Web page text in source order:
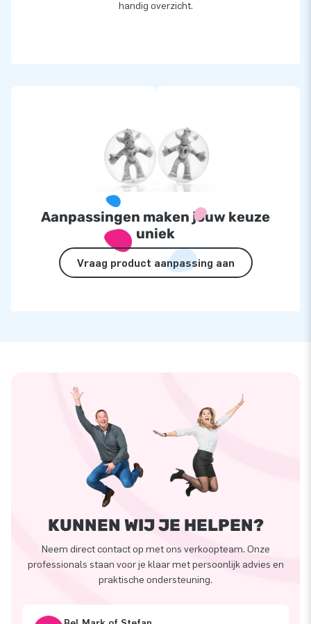
handig overzicht.
Aanpassingen maken jouw keuze
uniek
Vraag product aanpassing aan
KUNNEN WIJ JE HELPEN?
Neem direct contact op met ons verkoopteam. Onze
professionals staan voor je klaar met persoonlijk advies en
praktische ondersteuning.